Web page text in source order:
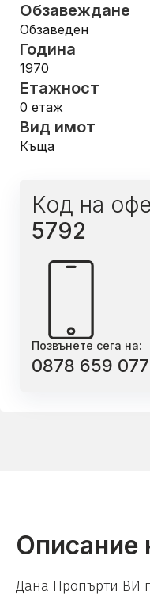
Обзавеждане
Обзаведен
Година
1970
Етажност
0 етаж
Вид имот
Къща
Код на
5792
Позвънете сега на:
0878 659 077
Описание
Дана Пропърти ВИ